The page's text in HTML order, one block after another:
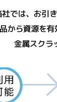
社では、お引
から資源を
金属スクラ